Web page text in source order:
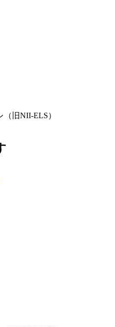
旧NII-ELS）